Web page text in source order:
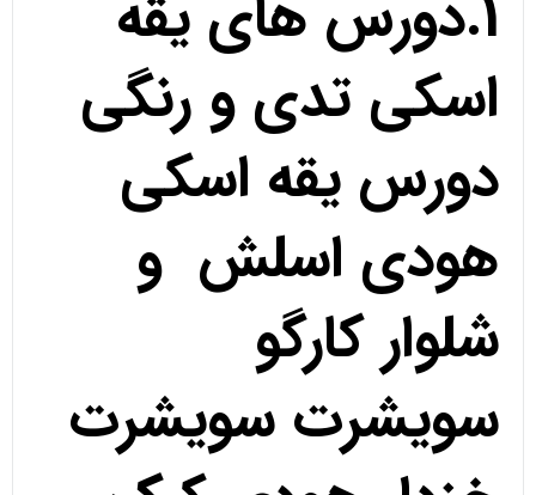
1.دورس های یقه
اسکی تدی و رنگی
دورس یقه اسکی
هودی اسلش و
شلوار کارگو
سویشرت سویشرت